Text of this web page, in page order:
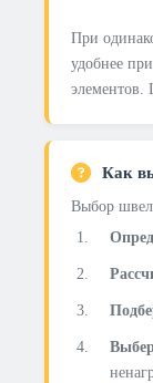
При
удобнее
элементов.
Как
Выбор